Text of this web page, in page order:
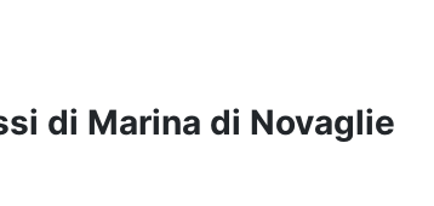
di Marina di Novaglie